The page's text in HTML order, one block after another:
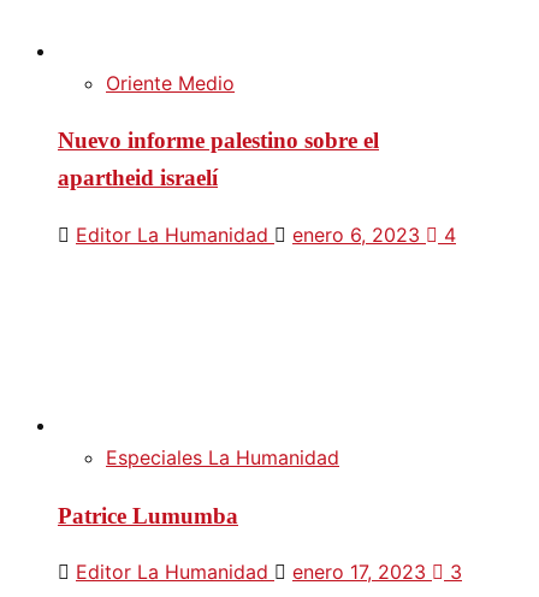
Oriente Medio
Nuevo informe palestino sobre el
apartheid israelí
Editor La Humanidad enero 6, 2023 4
Especiales La Humanidad
Patrice Lumumba
Editor La Humanidad enero 17, 2023 3